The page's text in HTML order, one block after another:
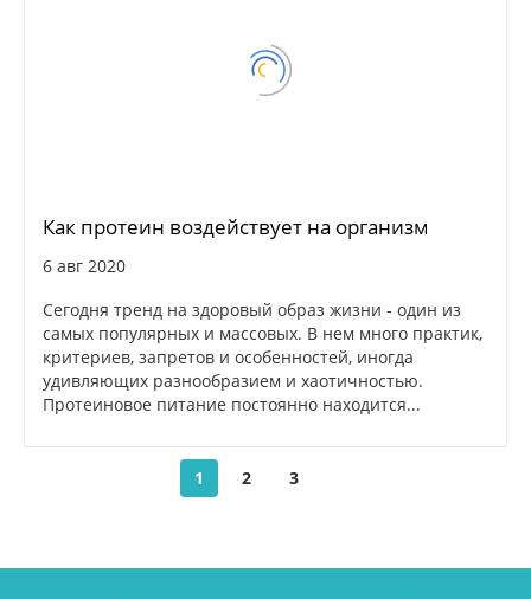
Как протеин воздействует на организм
6 авг 2020
Сегодня тренд на здоровый образ жизни - один из
самых популярных и массовых. В нем много практик,
критериев, запретов и особенностей, иногда
удивляющих разнообразием и хаотичностью.
Протеиновое питание постоянно находится...
1 2 3